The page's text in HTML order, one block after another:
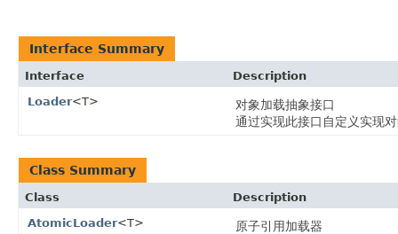
Interface Summary
Interface
Description
Loader<T>
对象加载抽象接口
通过实现此接口自定义实现
Class Summary
Class
Description
AtomicLoader<T>
原子引用加载器